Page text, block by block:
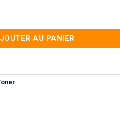
HP 207A Jaune (W2212A) Avec
AU PANIER